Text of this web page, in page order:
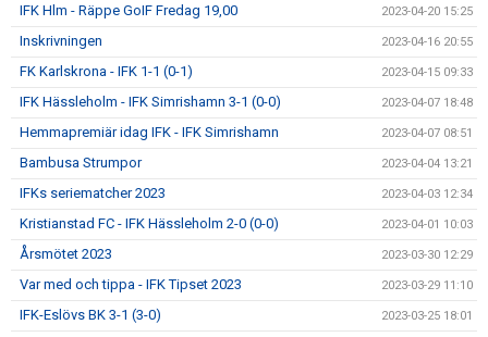
IFK Hlm - Räppe GoIF Fredag 19,00 2023-04-20 15:25
Inskrivningen 2023-04-16 20:55
FK Karlskrona - IFK 1-1 (0-1) 2023-04-15 09:33
IFK Hässleholm - IFK Simrishamn 3-1 (0-0) 2023-04-07 18:48
Hemmapremiär idag IFK - IFK Simrishamn 2023-04-07 08:51
Bambusa Strumpor 2023-04-04 13:21
IFKs seriematcher 2023 2023-04-03 12:34
Kristianstad FC - IFK Hässleholm 2-0 (0-0) 2023-04-01 10:03
Årsmötet 2023 2023-03-30 12:29
Var med och tippa - IFK Tipset 2023 2023-03-29 11:10
IFK-Eslövs BK 3-1 (3-0) 2023-03-25 18:01